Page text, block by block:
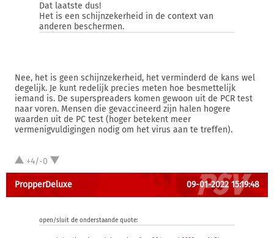
Dat laatste dus!
Het is een schijnzekerheid in de context van
anderen beschermen.
Nee, het is geen schijnzekerheid, het verminderd de kans wel
degelijk. Je kunt redelijk precies meten hoe besmettelijk
iemand is. De superspreaders komen gewoon uit de PCR test
naar voren. Mensen die gevaccineerd zijn halen hogere
waarden uit de PC test (hoger betekent meer
vermenigvuldigingen nodig om het virus aan te treffen).
+4/-0
PropperDeluxe 09-01-2022 15:19:48
open/sluit de onderstaande quote: